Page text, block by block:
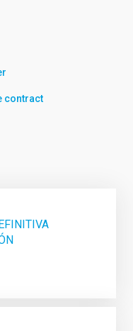
contract